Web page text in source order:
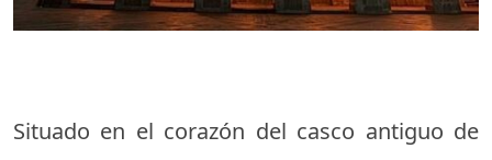
Situado en el corazón del casco antiguo de